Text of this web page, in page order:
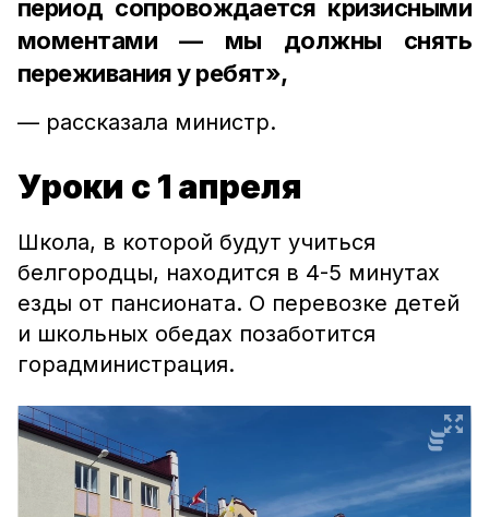
период сопровождается кризисными
моментами — мы должны снять
переживания у ребят»,
— рассказала министр.
Уроки с 1 апреля
Школа, в которой будут учиться
белгородцы, находится в 4-5 минутах
езды от пансионата. О перевозке детей
и школьных обедах позаботится
горадминистрация.